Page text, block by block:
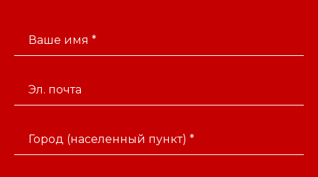
Ваше имя *
Эл. почта
Город (населенный пункт) *